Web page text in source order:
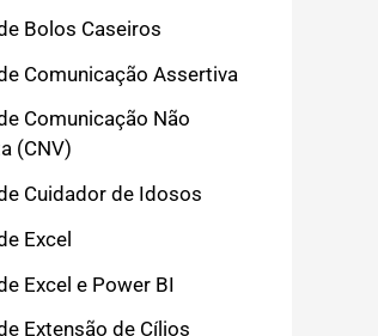
Bolos Caseiros
Comunicação Assertiva
Comunicação Não
(CNV)
Cuidador de Idosos
Excel
Excel e Power BI
Extensão de Cílios